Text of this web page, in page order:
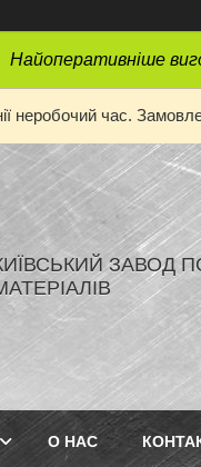
Найоперативніше
неробочий час.
ЗАВОД
О НАС